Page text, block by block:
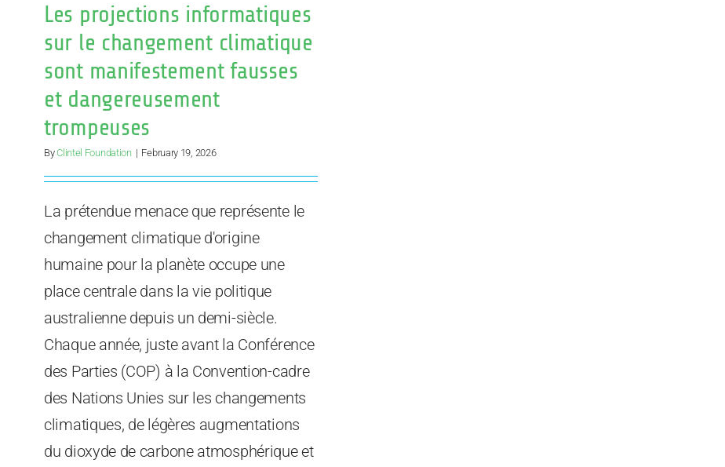
Les projections informatiques
sur le changement climatique
sont manifestement fausses
et dangereusement
trompeuses
ByClintel Foundation | February 19, 2026
La prétendue menace que représente le
changement climatique d'origine
humaine pour la planète occupe une
place centrale dans la vie politique
australienne depuis un demi-siècle.
Chaque année, juste avant la Conférence
des Parties (COP) à la Convention-cadre
des Nations Unies sur les changements
climatiques, de légères augmentations
du dioxyde de carbone atmosphérique et